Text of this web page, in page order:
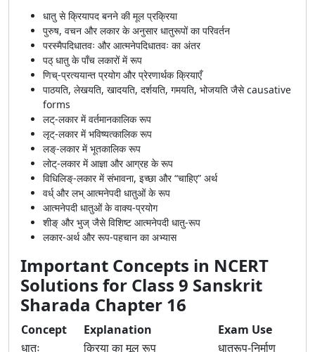
धातु से क्रियापद बनने की मूल प्रक्रिया
पुरुष, वचन और लकार के अनुसार धातुरूपों का परिवर्तन
परस्मैपदिधातवः और आत्मनेपदिधातवः का अंतर
पठ् धातु के पाँच लकारों में रूप
णिच्-प्रत्ययान्त प्रयोग और प्रेरणार्थक क्रियाएँ
पाठयति, लेखयति, खादयति, दर्शयति, गमयति, भोजयति जैसे causative
forms
लट्-लकार में वर्तमानकालिक रूप
लृट्-लकार में भविष्यत्कालिक रूप
लङ्-लकार में भूतकालिक रूप
लोट्-लकार में आज्ञा और आग्रह के रूप
विधिलिङ्-लकार में संभावना, इच्छा और “चाहिए” अर्थ
वर्ध् और लभ् आत्मनेपदी धातुओं के रूप
आत्मनेपदी धातुओं के वाक्य-प्रयोग
शीङ् और भुज् जैसे विशिष्ट आत्मनेपदी धातु-रूप
लकार-अर्थ और रूप-पहचान का अभ्यास
Important Concepts in NCERT
Solutions for Class 9 Sanskrit
Sharada Chapter 16
Concept Explanation
Exam Use
धातुः
क्रिया का मूल रूप
धातुरूप-निर्माण